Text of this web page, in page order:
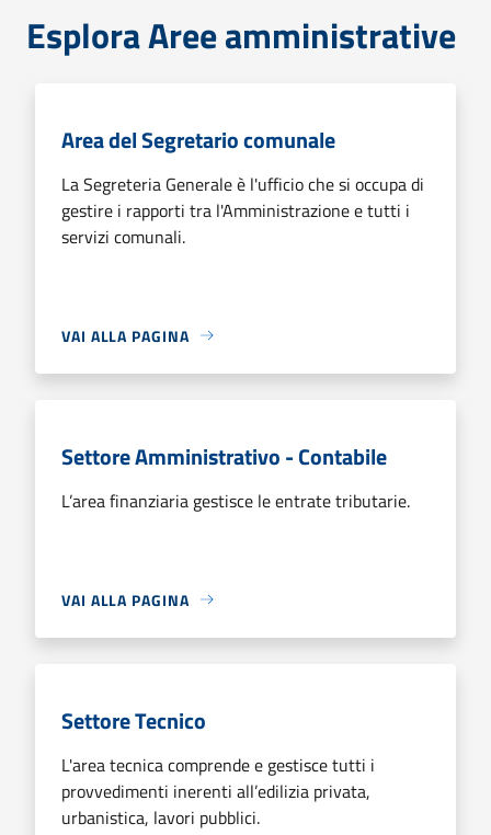
Esplora Aree amministrative
Area del Segretario comunale
La Segreteria Generale è l'ufficio che si occupa di
gestire i rapporti tra l'Amministrazione e tutti i
servizi comunali.
VAI ALLA PAGINA
Settore Amministrativo - Contabile
L’area finanziaria gestisce le entrate tributarie.
VAI ALLA PAGINA
Settore Tecnico
L'area tecnica comprende e gestisce tutti i
provvedimenti inerenti all’edilizia privata,
urbanistica, lavori pubblici.